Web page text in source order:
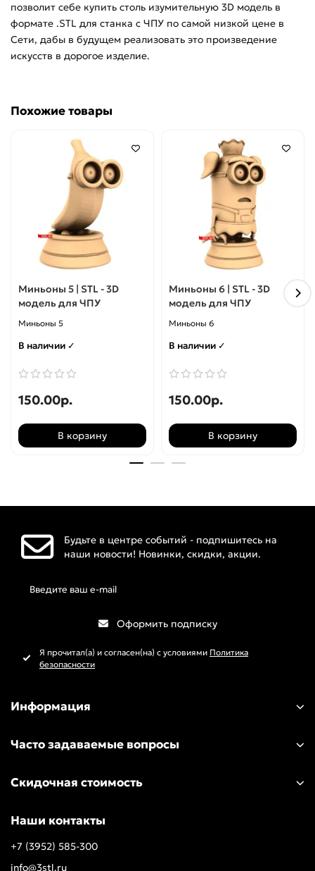
Цветы
Часы
Центральный декор
позволит себе купить столь изумительную 3D модель в
формате .STL для станка с ЧПУ по самой низкой цене в
Сети, дабы в будущем реализовать это произведение
искусств в дорогое изделие.
Похожие товары
Миньоны 5 | STL - 3D
модель для ЧПУ
Миньоны 5
В наличии ✓
150.00р.
В корзину
Миньоны 6 | STL - 3D
модель для ЧПУ
Миньоны 6
В наличии ✓
150.00р.
В корзину
Будьте в центре событий - подпишитесь на
наши новости! Новинки, скидки, акции.
Оформить подписку
Я прочитал(а) и согласен(на) с условиями Политика
безопасности
Информация
Часто задаваемые вопросы
Скидочная стоимость
Наши контакты
+7 (3952) 585-300
info@3stl.ru